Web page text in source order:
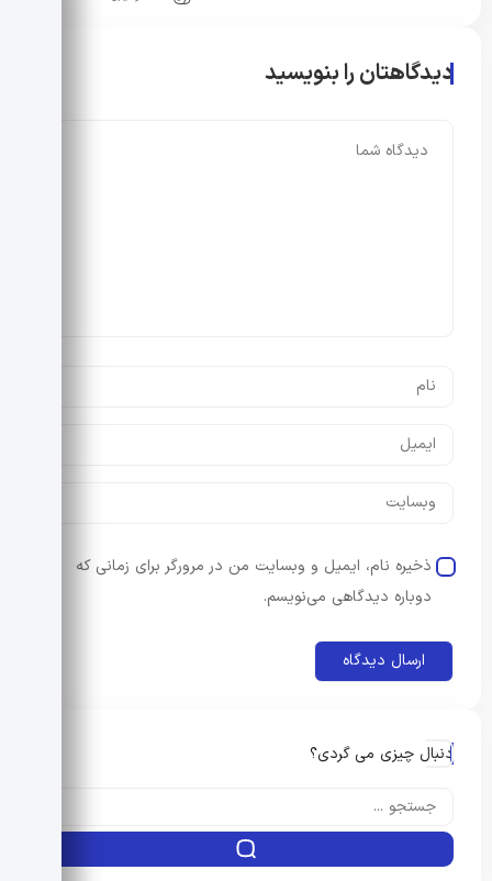
دیدگاهتان را بنویسید
ذخیره نام، ایمیل و وبسایت من در مرورگر برای زمانی که
دوباره دیدگاهی می‌نویسم.
دنبال چیزی می گردی؟